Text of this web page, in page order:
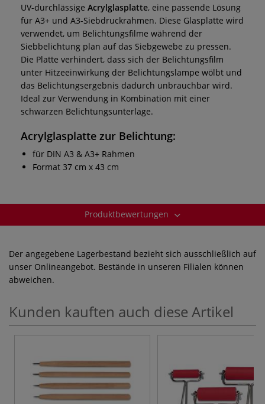
UV-durchlässige Acrylglasplatte, eine passende Lösung
für A3+ und A3-Siebdruckrahmen. Diese Glasplatte wird
verwendet, um Belichtungsfilme während der
Siebbelichtung plan auf das Siebgewebe zu pressen.
Die Platte verhindert, dass sich der Belichtungsfilm
unter Hitzeeinwirkung der Belichtungslampe wölbt und
das Belichtungsergebnis dadurch unbrauchbar wird.
Ideal zur Verwendung in Kombination mit einer
schwarzen Belichtungsunterlage.
Acrylglasplatte zur Belichtung:
für DIN A3 & A3+ Rahmen
Format 37 cm x 43 cm
Produktbewertungen
Der angegebene Lagerbestand bezieht sich ausschließlich auf
unser Onlineangebot. Bestände in unseren Filialen können
abweichen.
Kunden kauften auch diese Artikel